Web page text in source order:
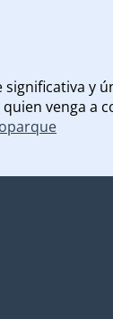
y
venga a